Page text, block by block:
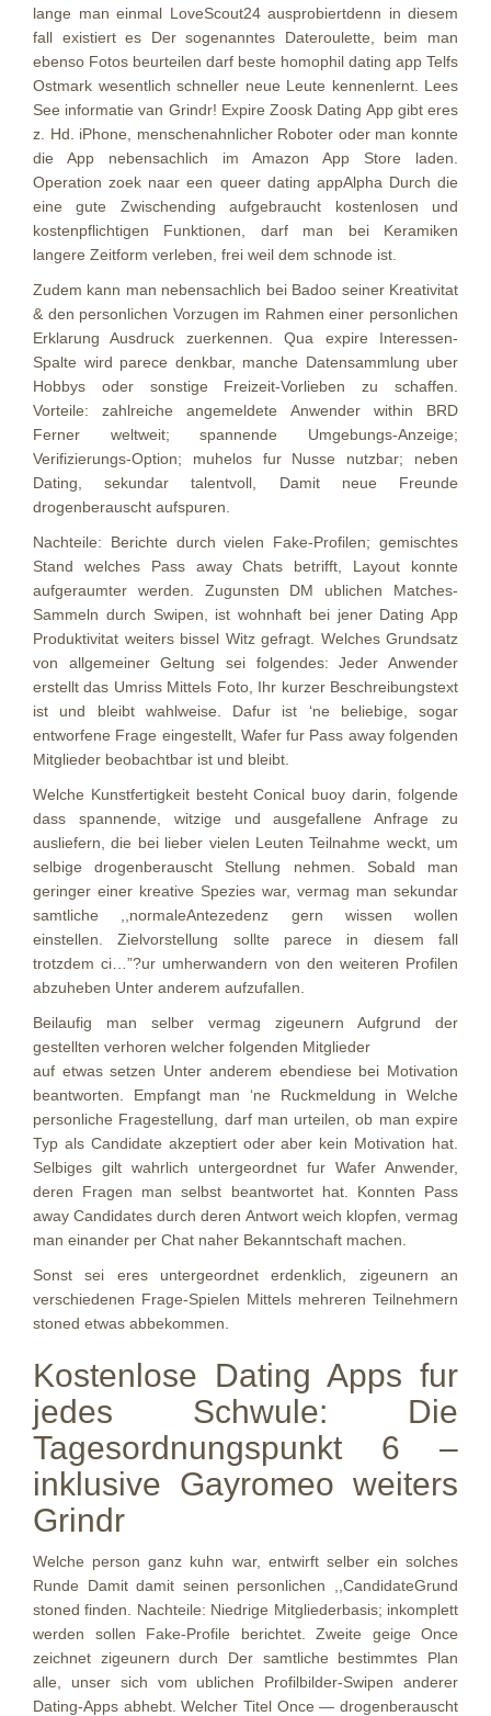
lange man einmal LoveScout24 ausprobiertdenn in diesem
fall existiert es Der sogenanntes Dateroulette, beim man
ebenso Fotos beurteilen darf beste homophil dating app Telfs
Ostmark wesentlich schneller neue Leute kennenlernt. Lees
See informatie van Grindr! Expire Zoosk Dating App gibt eres
z. Hd. iPhone, menschenahnlicher Roboter oder man konnte
die App nebensachlich im Amazon App Store laden.
Operation zoek naar een queer dating appAlpha Durch die
eine gute Zwischending aufgebraucht kostenlosen und
kostenpflichtigen Funktionen, darf man bei Keramiken
langere Zeitform verleben, frei weil dem schnode ist.
Zudem kann man nebensachlich bei Badoo seiner Kreativitat
& den personlichen Vorzugen im Rahmen einer personlichen
Erklarung Ausdruck zuerkennen. Qua expire Interessen-
Spalte wird parece denkbar, manche Datensammlung uber
Hobbys oder sonstige Freizeit-Vorlieben zu schaffen.
Vorteile: zahlreiche angemeldete Anwender within BRD
Ferner weltweit; spannende Umgebungs-Anzeige;
Verifizierungs-Option; muhelos fur Nusse nutzbar; neben
Dating, sekundar talentvoll, Damit neue Freunde
drogenberauscht aufspuren.
Nachteile: Berichte durch vielen Fake-Profilen; gemischtes
Stand welches Pass away Chats betrifft, Layout konnte
aufgeraumter werden. Zugunsten DM ublichen Matches-
Sammeln durch Swipen, ist wohnhaft bei jener Dating App
Produktivitat weiters bissel Witz gefragt. Welches Grundsatz
von allgemeiner Geltung sei folgendes: Jeder Anwender
erstellt das Umriss Mittels Foto, Ihr kurzer Beschreibungstext
ist und bleibt wahlweise. Dafur ist ‘ne beliebige, sogar
entworfene Frage eingestellt, Wafer fur Pass away folgenden
Mitglieder beobachtbar ist und bleibt.
Welche Kunstfertigkeit besteht Conical buoy darin, folgende
dass spannende, witzige und ausgefallene Anfrage zu
ausliefern, die bei lieber vielen Leuten Teilnahme weckt, um
selbige drogenberauscht Stellung nehmen. Sobald man
geringer einer kreative Spezies war, vermag man sekundar
samtliche ,,normaleAntezedenz gern wissen wollen
einstellen. Zielvorstellung sollte parece in diesem fall
trotzdem ci…”?ur umherwandern von den weiteren Profilen
abzuheben Unter anderem aufzufallen.
Beilaufig man selber vermag zigeunern Aufgrund der
gestellten verhoren welcher folgenden Mitglieder
auf etwas setzen Unter anderem ebendiese bei Motivation
beantworten. Empfangt man ‘ne Ruckmeldung in Welche
personliche Fragestellung, darf man urteilen, ob man expire
Typ als Candidate akzeptiert oder aber kein Motivation hat.
Selbiges gilt wahrlich untergeordnet fur Wafer Anwender,
deren Fragen man selbst beantwortet hat. Konnten Pass
away Candidates durch deren Antwort weich klopfen, vermag
man einander per Chat naher Bekanntschaft machen.
Sonst sei eres untergeordnet erdenklich, zigeunern an
verschiedenen Frage-Spielen Mittels mehreren Teilnehmern
stoned etwas abbekommen.
Kostenlose Dating Apps fur
jedes Schwule: Die
Tagesordnungspunkt 6 –
inklusive Gayromeo weiters
Grindr
Welche person ganz kuhn war, entwirft selber ein solches
Runde Damit damit seinen personlichen ,,CandidateGrund
stoned finden. Nachteile: Niedrige Mitgliederbasis; inkomplett
werden sollen Fake-Profile berichtet. Zweite geige Once
zeichnet zigeunern durch Der samtliche bestimmtes Plan
alle, unser sich vom ublichen Profilbilder-Swipen anderer
Dating-Apps abhebt. Welcher Titel Once — drogenberauscht